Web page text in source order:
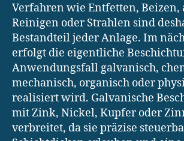
Verfahren wie Entfetten, Beizen,
Reinigen oder Strahlen sind
Bestandteil jeder Anlage. Im
erfolgt die eigentliche
Anwendungsfall galvanisch,
mechanisch, organisch oder
realisiert wird. Galvanische
mit Zink, Nickel, Kupfer oder
verbreitet, da sie präzise